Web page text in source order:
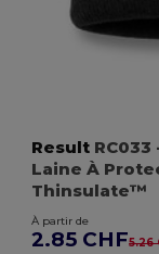
Result RC033
Laine À
Thinsulate™
À partir de
2.85 CHF5.26